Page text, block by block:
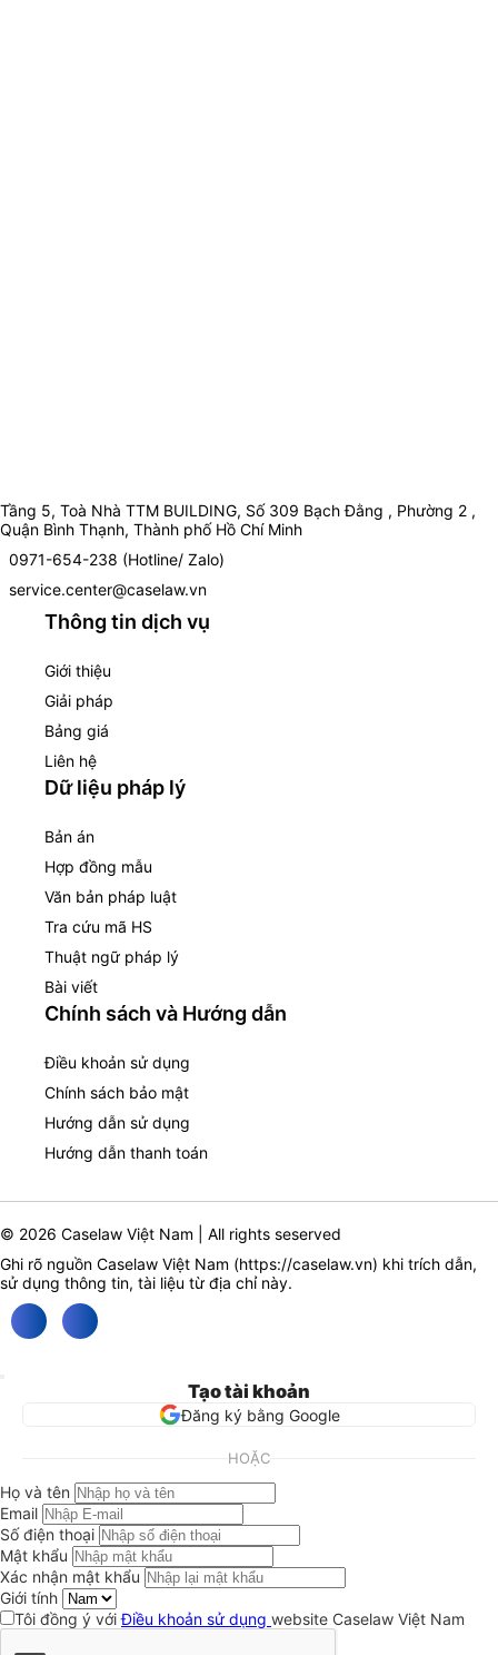
Tầng 5, Toà Nhà TTM BUILDING, Số 309 Bạch Đằng , Phường 2 ,
Quận Bình Thạnh, Thành phố Hồ Chí Minh
0971-654-238 (Hotline/ Zalo)
service.center@caselaw.vn
Thông tin dịch vụ
Giới thiệu
Giải pháp
Bảng giá
Liên hệ
Dữ liệu pháp lý
Bản án
Hợp đồng mẫu
Văn bản pháp luật
Tra cứu mã HS
Thuật ngữ pháp lý
Bài viết
Chính sách và Hướng dẫn
Điều khoản sử dụng
Chính sách bảo mật
Hướng dẫn sử dụng
Hướng dẫn thanh toán
© 2026 Caselaw Việt Nam | All rights seserved
Ghi rõ nguồn Caselaw Việt Nam (https://caselaw.vn) khi trích dẫn,
sử dụng thông tin, tài liệu từ địa chỉ này.
Tạo tài khoản
Đăng ký bằng Google
HOẶC
Họ và tên
Email
Số điện thoại
Mật khẩu
Xác nhận mật khẩu
Giới tính
Tôi đồng ý vớiĐiều khoản sử dụng website Caselaw Việt Nam